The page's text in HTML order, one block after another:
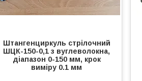
Штангенциркуль стрілочний
ШЦК-150-0,1 з вуглеволокна,
діапазон 0-150 мм, крок
виміру 0.1 мм